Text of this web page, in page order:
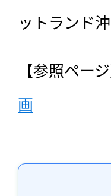
ットランド
【参照ページ
画